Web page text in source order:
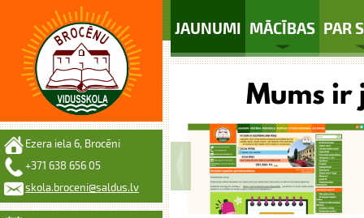
JAUNUMI MĀCĪBAS PAR
Ezera iela 6, Brocēni
+371 638 656 05
skola.broceni@saldus.lv